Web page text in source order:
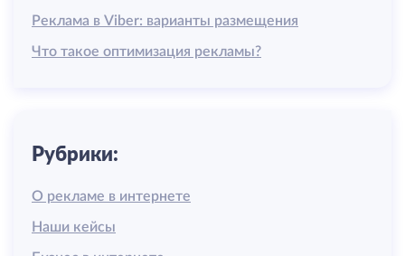
Реклама в Viber: варианты размещения
Что такое оптимизация рекламы?
Рубрики:
О рекламе в интернете
Наши кейсы